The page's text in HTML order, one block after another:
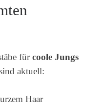
fürcoole Jungs
aktuell:
Haar